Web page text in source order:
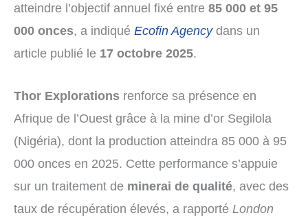
atteindre l’objectif annuel fixé entre 85 000 et 95
000 onces, a indiqué Ecofin Agencydans un
article publié le 17 octobre 2025.
Thor Explorations renforce sa présence en
Afrique de l’Ouest grâce à la mine d’or Segilola
(Nigéria), dont la production atteindra 85 000 à 95
000 onces en 2025. Cette performance s’appuie
sur un traitement de minerai de qualité, avec des
taux de récupération élevés, a rapporté London